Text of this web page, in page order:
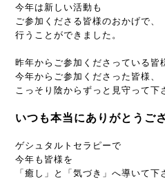
今年は新しい活動も
ご参加くださる皆様のおかげで、
行うことができました。
昨年からご参加くださっている皆
今年からご参加くださった皆様、
こっそり陰からずっと見守って下
いつも本当にありがとうご
ゲシュタルトセラピーで
今年も皆様を
「癒し」と「気づき」へ導いて下